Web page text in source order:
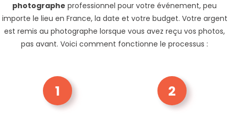
photographe professionnel pour votre événement, peu
importe le lieu en France, la date et votre budget. Votre argent
est remis au photographe lorsque vous avez reçu vos photos,
pas avant. Voici comment fonctionne le processus :
1 2